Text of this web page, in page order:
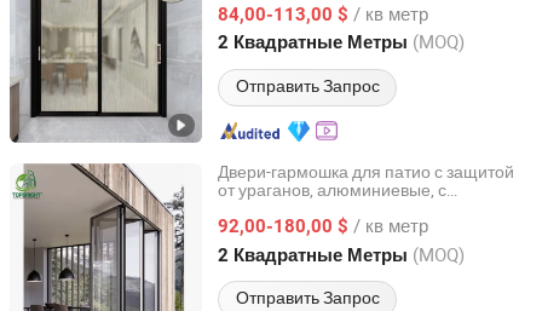
84,00-113,00 $ / кв метр
2 Квадратные Метры (MOQ)
Отправить Запрос
Guangdong, China с 2016
Двери-гармошка для патио с защитой
от ураганов, алюминиевые, с
складные
92,00-180,00 $ / кв метр
2 Квадратные Метры (MOQ)
Отправить Запрос
Guangzhou Topbright Building Materials Co.,Ltd
Guangdong, China с 2013